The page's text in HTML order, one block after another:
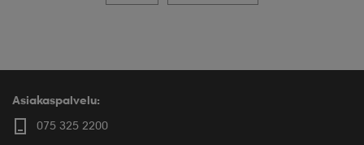
Asiakaspalvelu:
075 325 2200